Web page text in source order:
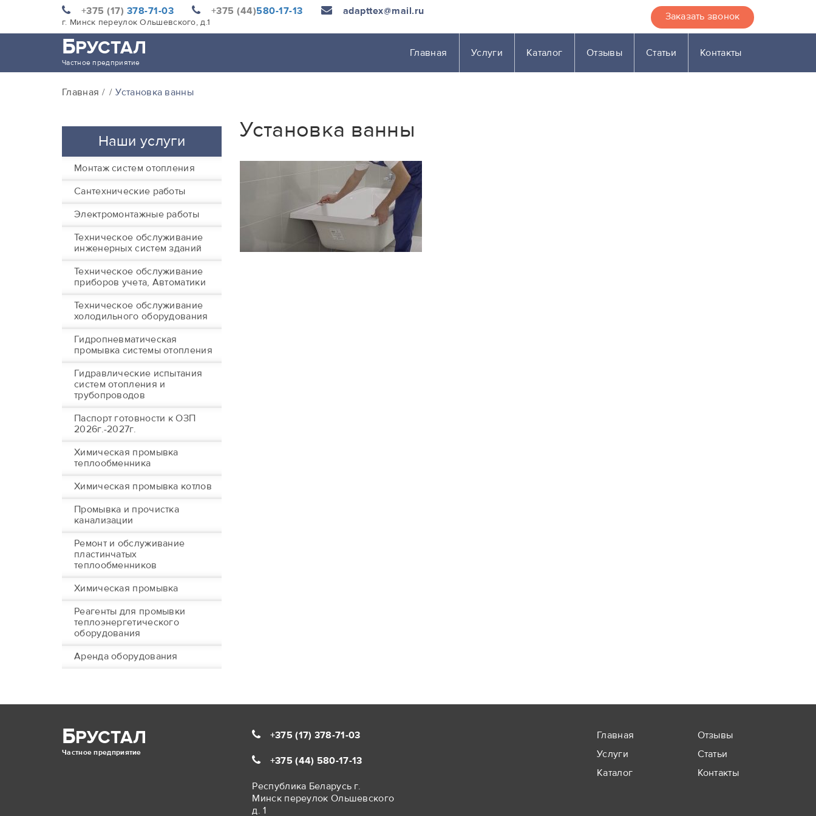
+375 (17) 378-71-03 +375 (44)580-17-13 adapttex@mail.ru
г. Минск переулок Ольшевского, д.1 Заказать звонок
БРУСТАЛ
Частное предприятие
Главная Услуги Каталог Отзывы Статьи Контакты
Главная Установка ванны
Наши услуги
Монтаж систем отопления
Сантехнические работы
Электромонтажные работы
Техническое обслуживание
инженерных систем зданий
Техническое обслуживание
приборов учета, Автоматики
Техническое обслуживание
холодильного оборудования
Гидропневматическая
промывка системы отопления
Гидравлические испытания
систем отопления и
трубопроводов
Паспорт готовности к ОЗП
2026г.-2027г.
Химическая промывка
теплообменника
Химическая промывка котлов
Промывка и прочистка
канализации
Ремонт и обслуживание
пластинчатых
теплообменников
Химическая промывка
Реагенты для промывки
теплоэнергетического
оборудования
Аренда оборудования
Установка ванны
БРУСТАЛ
Частное предприятие
+375 (17) 378-71-03
+375 (44) 580-17-13
Республика Беларусь г.
Минск переулок Ольшевского
д. 1
Главная
Услуги
Каталог
Отзывы
Статьи
Контакты